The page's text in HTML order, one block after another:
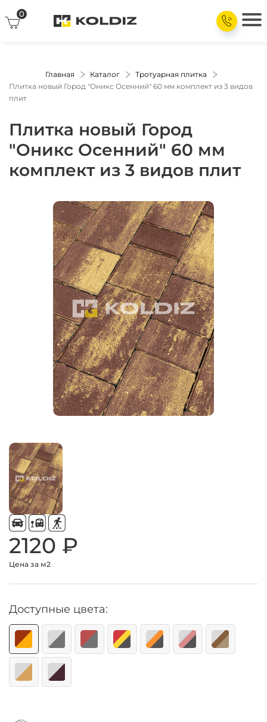
0
Главная Каталог
Тротуарная плитка
Плитка новый Город "Оникс Осенний" 60 мм комплект из 3 видов
плит
Плитка новый Город
"Оникс Осенний" 60 мм
комплект из 3 видов плит
2120 ₽
Цена за м2
Доступные цвета: